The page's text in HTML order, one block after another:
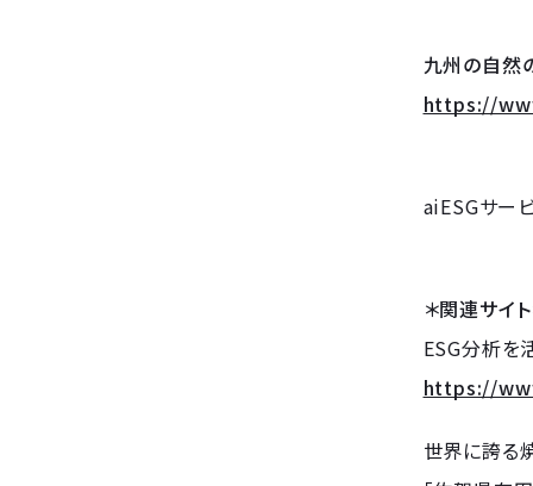
九州の自然
https://
aiESGサー
＊関連サイ
ESG分析を
https://
世界に誇る